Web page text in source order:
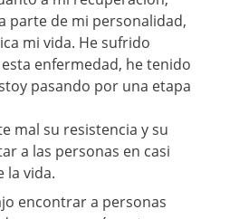
parte de mi personalidad,
mi vida. He sufrido
enfermedad, he tenido
pasando por una etapa
mal su resistencia y su
a las personas en casi
la vida.
encontrar a personas